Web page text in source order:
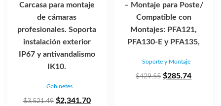
Carcasa para montaje
de cámaras
profesionales. Soporta
instalación exterior
IP67 y antivandalismo
IK10.
Gabinetes
$3,521.49 El
$2,341.70El
– Montaje para Poste/
Compatible con
Montajes: PFA121,
PFA130-E y PFA135,
Soporte y Montaje
$429.55 El
$285.74El